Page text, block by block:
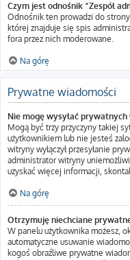
Czym jest odnośnik “Zespół
Odnośnik ten prowadzi do
której znajduje się spis
fora przez nich moderowane.
Na górę
Prywatne wiadomości
Nie mogę wysyłać prywatnych
Mogą być trzy przyczyny takiej
użytkownikiem lub nie jesteś
witryny wyłączył przesyłanie
administrator witryny
uzyskać więcej informacji,
Na górę
Otrzymuję niechciane
W panelu użytkownika możesz,
automatyczne usuwanie
kogoś obraźliwe prywatne